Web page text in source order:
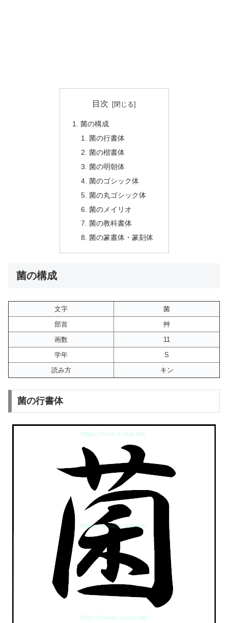
目次
菌の構成
菌の行書体
菌の楷書体
菌の明朝体
菌のゴシック体
菌の丸ゴシック体
菌のメイリオ
菌の教科書体
菌の篆書体・篆刻体
菌の構成
文字
菌
部首
艸
画数
11
学年
S
読み方
キン
菌の行書体